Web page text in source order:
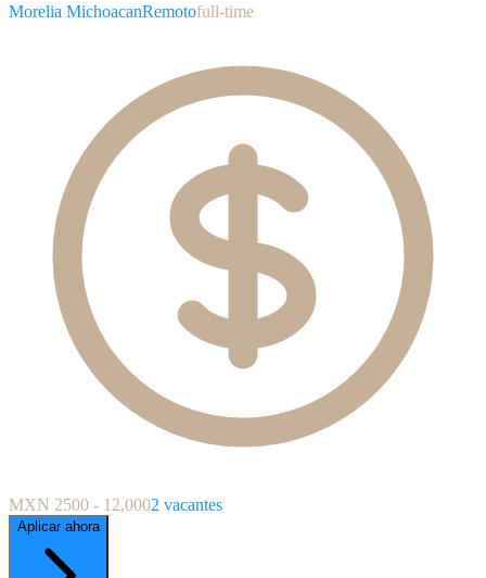
Morelia MichoacanRemotofull-time
MXN 2500 - 12,0002 vacantes
Aplicar ahora